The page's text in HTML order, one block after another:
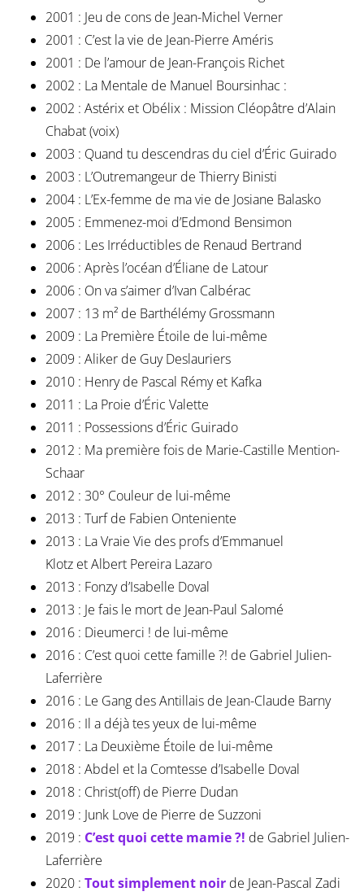
2001 : Jeu de cons de Jean-Michel Verner
2001 : C’est la vie de Jean-Pierre Améris
2001 : De l’amour de Jean-François Richet
2002 : La Mentale de Manuel Boursinhac :
2002 : Astérix et Obélix : Mission Cléopâtre d’Alain
Chabat (voix)
2003 : Quand tu descendras du ciel d’Éric Guirado
2003 : L’Outremangeur de Thierry Binisti
2004 : L’Ex-femme de ma vie de Josiane Balasko
2005 : Emmenez-moi d’Edmond Bensimon
2006 : Les Irréductibles de Renaud Bertrand
2006 : Après l’océan d’Éliane de Latour
2006 : On va s’aimer d’Ivan Calbérac
2007 : 13 m² de Barthélémy Grossmann
2009 : La Première Étoile de lui-même
2009 : Aliker de Guy Deslauriers
2010 : Henry de Pascal Rémy et Kafka
2011 : La Proie d’Éric Valette
2011 : Possessions d’Éric Guirado
2012 : Ma première fois de Marie-Castille Mention-
Schaar
2012 : 30° Couleur de lui-même
2013 : Turf de Fabien Onteniente
2013 : La Vraie Vie des profs d’Emmanuel
Klotz et Albert Pereira Lazaro
2013 : Fonzy d’Isabelle Doval
2013 : Je fais le mort de Jean-Paul Salomé
2016 : Dieumerci ! de lui-même
2016 : C’est quoi cette famille ?! de Gabriel Julien-
Laferrière
2016 : Le Gang des Antillais de Jean-Claude Barny
2016 : Il a déjà tes yeux de lui-même
2017 : La Deuxième Étoile de lui-même
2018 : Abdel et la Comtesse d’Isabelle Doval
2018 : Christ(off) de Pierre Dudan
2019 : Junk Love de Pierre de Suzzoni
2019 : C’est quoi cette mamie ?! de Gabriel Julien-
Laferrière
2020 : Tout simplement noirde Jean-Pascal Zadi